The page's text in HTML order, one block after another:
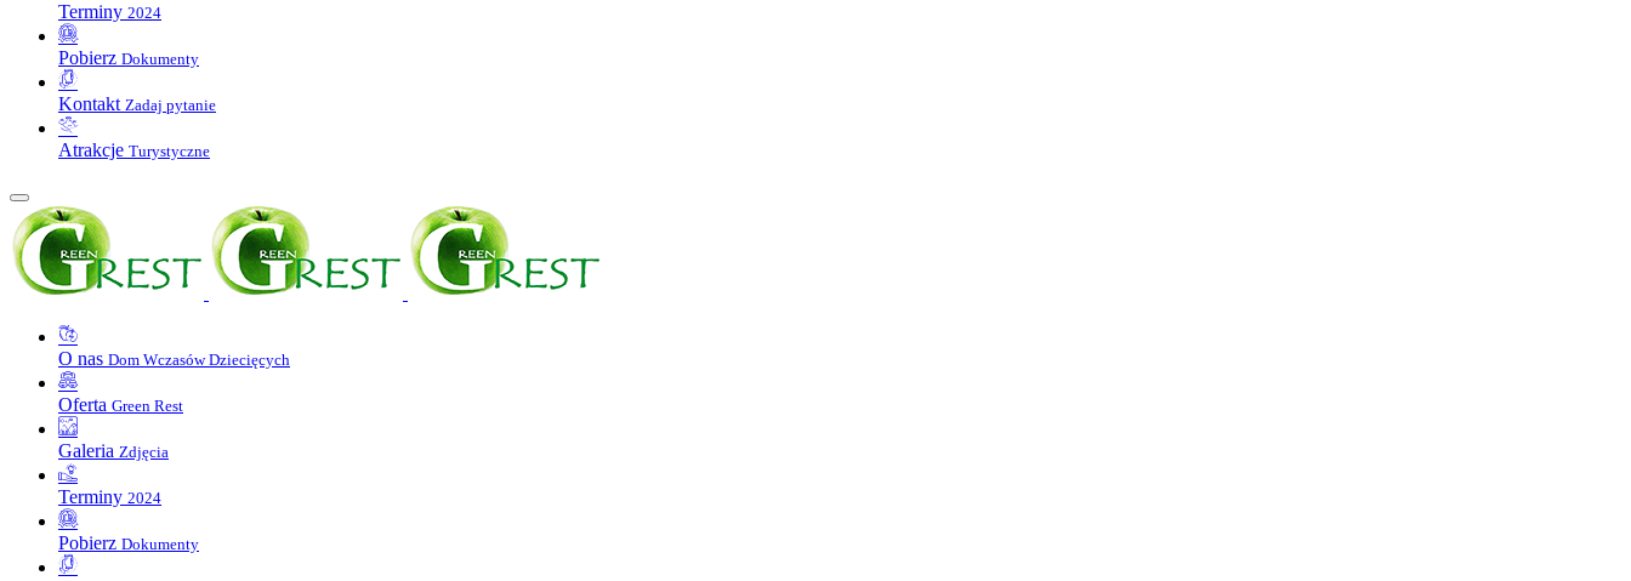
Terminy 2024
Pobierz Dokumenty
Kontakt Zadaj pytanie
Atrakcje Turystyczne
O nas Dom Wczasów Dziecięcych
Oferta Green Rest
Galeria Zdjęcia
Terminy 2024
Pobierz Dokumenty